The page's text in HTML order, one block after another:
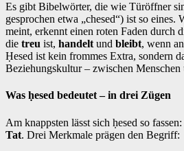
Es gibt Bibelwörter, die wie Türöffner
gesprochen etwa „chesed“) ist so eines.
meint, erkennt einen roten Faden durch
die treu ist, handelt und bleibt, wenn
Ḥesed ist kein frommes Extra, sondern
Beziehungskultur – zwischen
Was ḥesed bedeutet – in drei Zügen
Am knappsten lässt sich ḥesed so fassen:
Tat. Drei Merkmale prägen den Begriff: